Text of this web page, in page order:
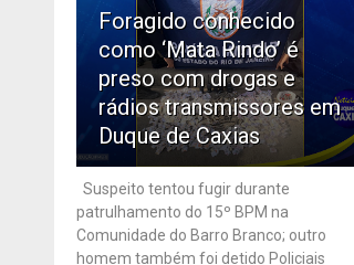
Foragido conhecido
como ‘Mata Rindo’ é
preso com drogas e
rádios transmissores em
Duque de Caxias
Suspeito tentou fugir durante
patrulhamento do 15º BPM na
Comunidade do Barro Branco; outro
homem também foi detido Policiais